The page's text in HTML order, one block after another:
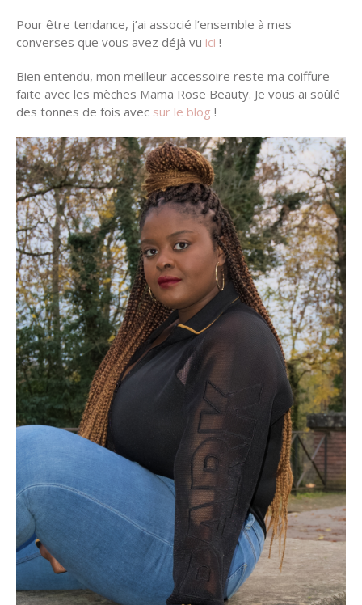
Pour être tendance, j’ai associé l’ensemble à mes
converses que vous avez déjà vu ici !
Bien entendu, mon meilleur accessoire reste ma coiffure
faite avec les mèches Mama Rose Beauty. Je vous ai soûlé
des tonnes de fois avec sur le blog !